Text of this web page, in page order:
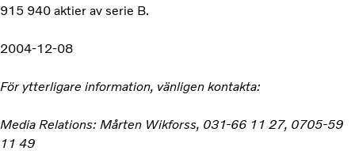
915 940 aktier av serie B.
2004-12-08
För ytterligare information, vänligen kontakta:
Media Relations: Mårten Wikforss, 031-66 11 27, 0705-59
11 49